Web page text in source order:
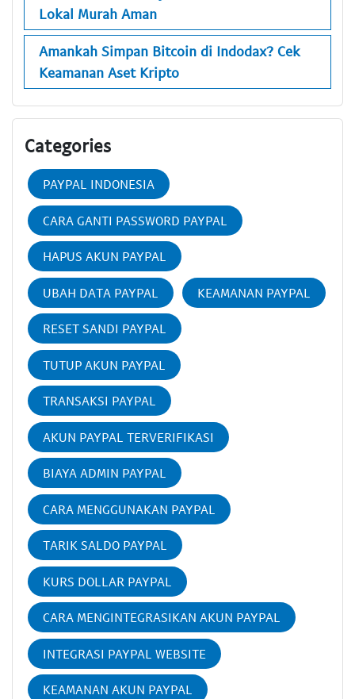
Lokal Murah Aman
Amankah Simpan Bitcoin di Indodax? Cek
Keamanan Aset Kripto
Categories
PAYPAL INDONESIA
CARA GANTI PASSWORD PAYPAL
HAPUS AKUN PAYPAL
UBAH DATA PAYPAL KEAMANAN PAYPAL
RESET SANDI PAYPAL
TUTUP AKUN PAYPAL
TRANSAKSI PAYPAL
AKUN PAYPAL TERVERIFIKASI
BIAYA ADMIN PAYPAL
CARA MENGGUNAKAN PAYPAL
TARIK SALDO PAYPAL
KURS DOLLAR PAYPAL
CARA MENGINTEGRASIKAN AKUN PAYPAL
INTEGRASI PAYPAL WEBSITE
KEAMANAN AKUN PAYPAL